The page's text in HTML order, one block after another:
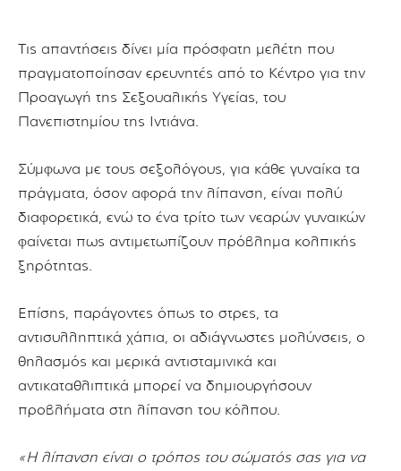
Τις απαντήσεις δίνει μία πρόσφατη μελέτη που
πραγματοποίησαν ερευνητές από το Κέντρο για την
Προαγωγή της Σεξουαλικής Υγείας, του
Πανεπιστημίου της Ιντιάνα.
Σύμφωνα με τους σεξολόγους, για κάθε γυναίκα τα
πράγματα, όσον αφορά την λίπανση, είναι πολύ
διαφορετικά, ενώ το ένα τρίτο των νεαρών γυναικών
φαίνεται πως αντιμετωπίζουν πρόβλημα κολπικής
ξηρότητας.
Επίσης, παράγοντες όπως το στρες, τα
αντισυλληπτικά χάπια, οι αδιάγνωστες μολύνσεις, ο
θηλασμός και μερικά αντισταμινικά και
αντικαταθλιπτικά μπορεί να δημιουργήσουν
προβλήματα στη λίπανση του κόλπου.
«Η λίπανση είναι ο τρόπος του σώματός σας για να